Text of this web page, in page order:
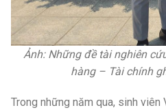
Ảnh: Những đề tài nghiên
hàng – Tài chính
Trong những năm qua, sinh